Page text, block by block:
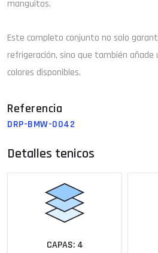
Email
manguitos.
Este completo conjunto no solo
refrigeración, sino que también
colores disponibles.
DRP-BMW-0042
Detalles tenicos
CAPAS: 4